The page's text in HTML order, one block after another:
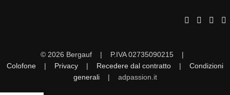
© 2026 Bergauf | P.IVA 02735090215 |
Colofone | Privacy | Recedere dal contratto | Condizioni
generali| adpassion.it